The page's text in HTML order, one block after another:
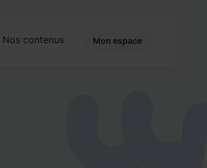
Nos contenus Mon espace